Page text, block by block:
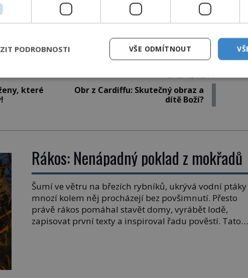
Pinterest
Email
které
Obr z Cardiffu: Skutečný obraz a
dítě Boží?
Rákos: Nenápadný poklad z mokřadů
Šumí ve větru na březích rybníků, ukrývá vodní ptáky
mnozí kolem něj procházejí bez povšimnutí. Přesto
právě rákos pomáhal stavět domy, vyrábět lodě,
zapisovat první texty a inspiroval řadu pověstí. Tato
VŠE ODMÍTNOUT
PODROBNOSTI